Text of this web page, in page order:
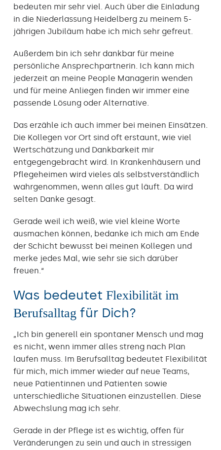
bedeuten mir sehr viel. Auch über die Einladung
in die Niederlassung Heidelberg zu meinem 5-
jährigen Jubiläum habe ich mich sehr gefreut.
Außerdem bin ich sehr dankbar für meine
persönliche Ansprechpartnerin. Ich kann mich
jederzeit an meine People Managerin wenden
und für meine Anliegen finden wir immer eine
passende Lösung oder Alternative.
Das erzähle ich auch immer bei meinen Einsätzen.
Die Kollegen vor Ort sind oft erstaunt, wie viel
Wertschätzung und Dankbarkeit mir
entgegengebracht wird. In Krankenhäusern und
Pflegeheimen wird vieles als selbstverständlich
wahrgenommen, wenn alles gut läuft. Da wird
selten Danke gesagt.
Gerade weil ich weiß, wie viel kleine Worte
ausmachen können, bedanke ich mich am Ende
der Schicht bewusst bei meinen Kollegen und
merke jedes Mal, wie sehr sie sich darüber
freuen.“
Was bedeutet Flexibilität im
Berufsalltag für Dich?
„Ich bin generell ein spontaner Mensch und mag
es nicht, wenn immer alles streng nach Plan
laufen muss. Im Berufsalltag bedeutet Flexibilität
für mich, mich immer wieder auf neue Teams,
neue Patientinnen und Patienten sowie
unterschiedliche Situationen einzustellen. Diese
Abwechslung mag ich sehr.
Gerade in der Pflege ist es wichtig, offen für
Veränderungen zu sein und auch in stressigen